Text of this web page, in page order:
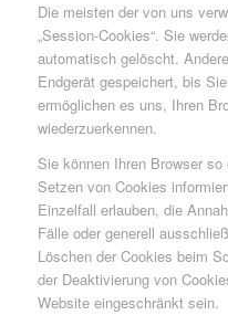
Die meisten der von uns
„Session-Cookies“. Sie
automatisch gelöscht.
Endgerät gespeichert, bis
ermöglichen es uns, Ihren
wiederzuerkennen.
Sie können Ihren Browser
Setzen von Cookies
Einzelfall erlauben, die
Fälle oder generell
Löschen der Cookies beim
der Deaktivierung von
Website eingeschränkt sein.